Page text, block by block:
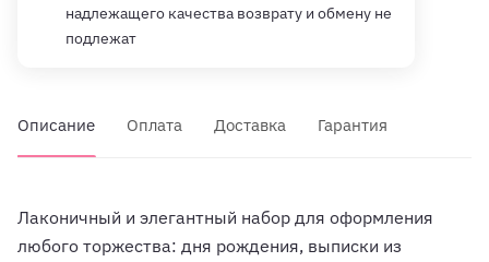
надлежащего качества возврату и обмену не
подлежат
Описание Оплата Доставка Гарантия
Лаконичный и элегантный набор для оформления
любого торжества: дня рождения, выписки из